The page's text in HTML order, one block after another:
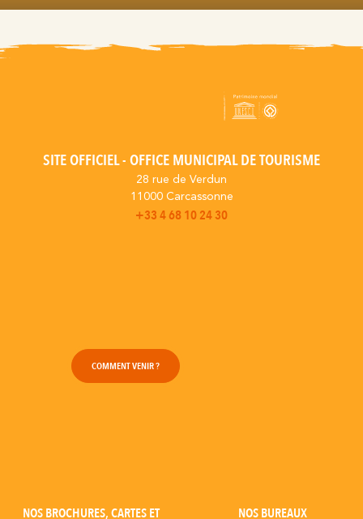
SITE OFFICIEL - OFFICE MUNICIPAL DE TOURISME
28 rue de Verdun
11000 Carcassonne
+33 4 68 10 24 30
COMMENT VENIR ?
NOS BROCHURES, CARTES ET NOS BUREAUX